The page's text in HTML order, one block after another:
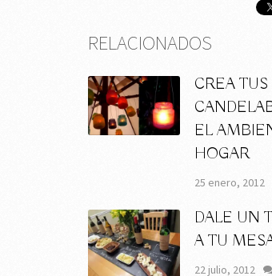
RELACIONADOS
CREA
EL
HOGAR
25 enero, 2012
DALE UN
A TU
22 julio, 2012